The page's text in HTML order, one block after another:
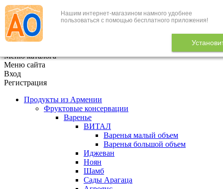
Нашим интернет-магазином намного удобнее
пользоваться с помощью бесплатного приложения!
+7 (495) 646-888-1
В корзине 0
Меню каталога
Меню сайта
Вход
Регистрация
Продукты из Армении
Фруктовые консервации
Варенье
ВИТАЛ
Варенья малый объем
Варенья большой объем
Иджеван
Ноян
Шамб
Сады Арагаца